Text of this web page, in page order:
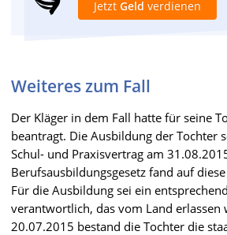
Jetzt Geld verdienen
Weiteres zum Fall
Der Kläger in dem Fall hatte für seine
beantragt. Die Ausbildung der Tochter
Schul- und Praxisvertrag am
Berufsausbildungsgesetz fand auf
Für die Ausbildung sei ein
verantwortlich, das vom Land erlassen
20.07.2015 bestand die Tochter die